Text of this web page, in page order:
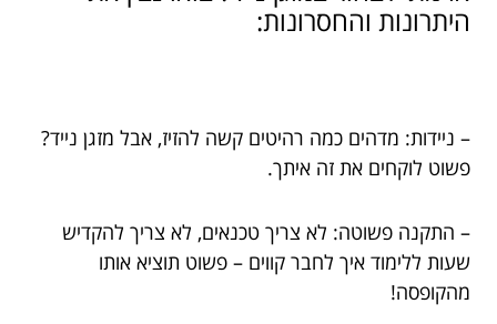
היתרונות והחסרונות:
– ניידות: מדהים כמה רהיטים קשה להזיז, אבל מזגן נייד?
פשוט לוקחים את זה איתך.
– התקנה פשוטה: לא צריך טכנאים, לא צריך להקדיש
שעות ללימוד איך לחבר קווים – פשוט תוציא אותו
מהקופסה!